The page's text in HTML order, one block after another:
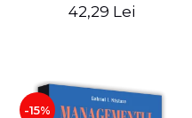
42,29 Lei
-15%